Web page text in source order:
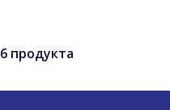
6продукта